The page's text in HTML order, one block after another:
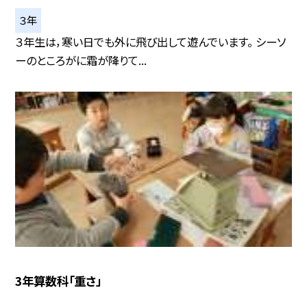
３年
３年生は，寒い日でも外に飛び出して遊んでいます。 シーソ
ーのところがに霜が降りて...
3年算数科「重さ」